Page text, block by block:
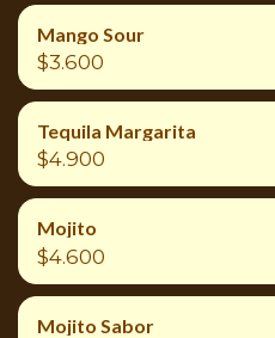
Mango Sour
$3.600
Tequila Margarita
$4.900
Mojito
$4.600
Mojito Sabor